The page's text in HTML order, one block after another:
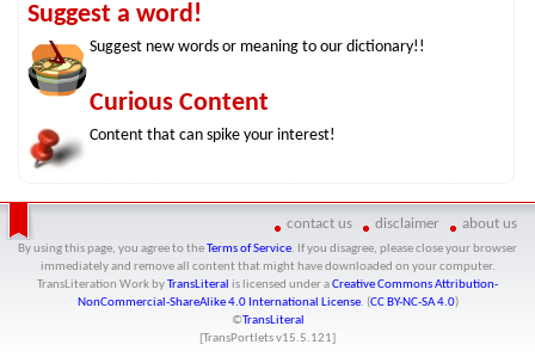
Suggest a word!
Suggest new words or meaning to our dictionary!!
Curious Content
Content that can spike your interest!
contact us disclaimer about us
By using this page, you agree to the Terms of Service. If you disagree, please close your browser
immediately and remove all content that might have downloaded on your computer.
TransLiteration Workby TransLiteral is licensed under aCreative Commons Attribution-
NonCommercial-ShareAlike 4.0 International License. (CC BY-NC-SA 4.0)
©TransLiteral
[TransPortlets v15.5.121